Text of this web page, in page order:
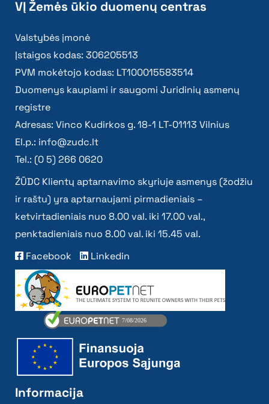
VĮ Žemės ūkio duomenų centras
Valstybės įmonė
Įstaigos kodas: 306205513
PVM mokėtojo kodas: LT100015583514
Duomenys kaupiami ir saugomi Juridinių asmenų
registre
Adresas: Vinco Kudirkos g. 18-1 LT-01113 Vilnius
El.p.: info@zudc.lt
Tel.: (0 5) 266 0620
ŽŪDC Klientų aptarnavimo skyriuje asmenys (žodžiu
ir raštu) yra aptarnaujami pirmadieniais –
ketvirtadieniais nuo 8.00 val. iki 17.00 val.,
penktadieniais nuo 8.00 val. iki 15.45 val.
Facebook
Linkedin
Informacija